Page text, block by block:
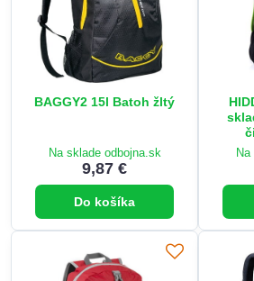
BAGGY2 15l Batoh žltý
Na sklade odbojna.sk
9,87 €
Do košíka